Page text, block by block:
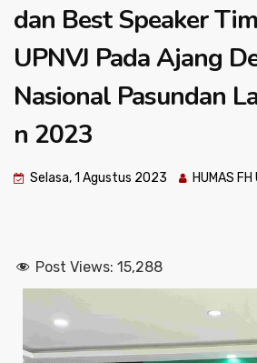
dan Best Speaker
UPNVJ Pada Ajang
Nasional Pasundan
n 2023
Selasa, 1 Agustus 2023 HUMAS
Post Views: 15,288